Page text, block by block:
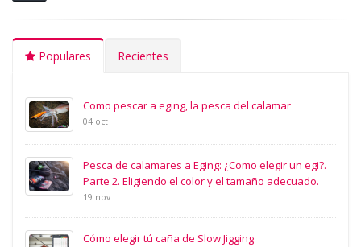
Populares Recientes
Como pescar a eging, la pesca del calamar
04 oct
Pesca de calamares a Eging: ¿Como elegir un egi?.
Parte 2. Eligiendo el color y el tamaño adecuado.
19 nov
Cómo elegir tú caña de Slow Jigging